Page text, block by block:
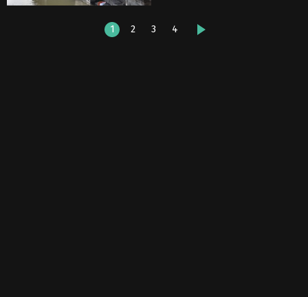
1 2 3 4
DALŠÍ